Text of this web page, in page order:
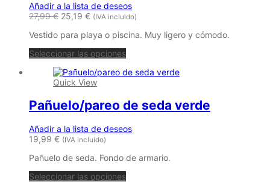
Añadir a la lista de deseos
27,99€ 25,19 € (IVA incluido)
Vestido para playa o piscina. Muy ligero y cómodo.
Seleccionar las opcionesEste
tiene
Las
opciones
pueden
en
página
Quick View
Pañuelo/pareo de seda verde
Añadir a la lista de deseos
19,99 € (IVA incluido)
Pañuelo de seda. Fondo de armario.
Seleccionar las opciones